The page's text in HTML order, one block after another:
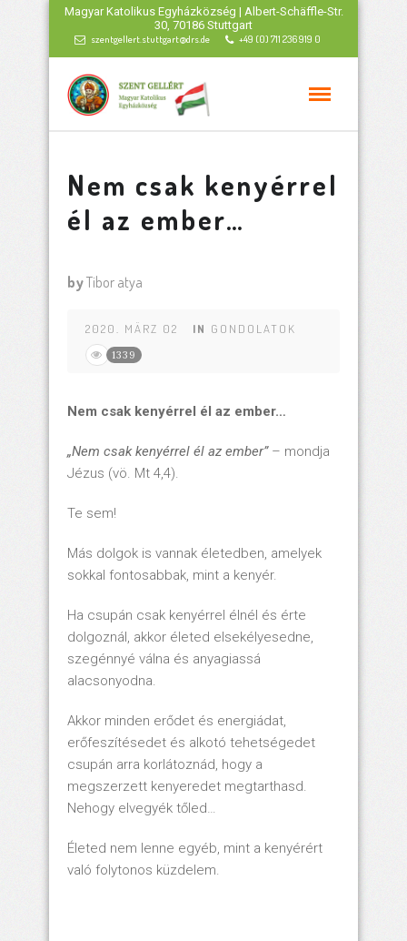
Magyar Katolikus Egyházközség | Albert-Schäffle-Str.
30, 70186 Stuttgart
szentgellert.stuttgart@drs.de +49 (0) 711 236 919 0
Nem csak kenyérrel
él az ember…
byTibor atya
2020. MÄRZ 02 IN GONDOLATOK
1339
Nem csak kenyérrel él az ember…
„Nem csak kenyérrel él az ember”– mondja
Jézus (vö. Mt 4,4).
Te sem!
Más dolgok is vannak életedben, amelyek
sokkal fontosabbak, mint a kenyér.
Ha csupán csak kenyérrel élnél és érte
dolgoznál, akkor életed elsekélyesedne,
szegénnyé válna és anyagiassá
alacsonyodna.
Akkor minden erődet és energiádat,
erőfeszítésedet és alkotó tehetségedet
csupán arra korlátoznád, hogy a
megszerzett kenyeredet megtarthasd.
Nehogy elvegyék tőled…
Életed nem lenne egyéb, mint a kenyérért
való folytonos küzdelem.